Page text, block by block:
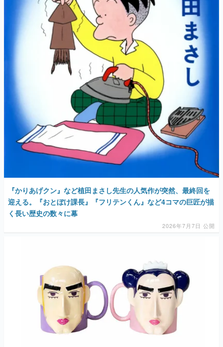
アプリレビュー
その他
電ファミニコゲーマーとは？
運営：株式会社マレ
『かりあげクン』など植田まさし先生の人気作が突然、最終回を
迎える。『おとぼけ課長』『フリテンくん』など4コマの巨匠が描
く長い歴史の数々に幕
2026年7月7日 公開